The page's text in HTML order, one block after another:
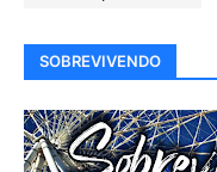
SOBREVIVENDO